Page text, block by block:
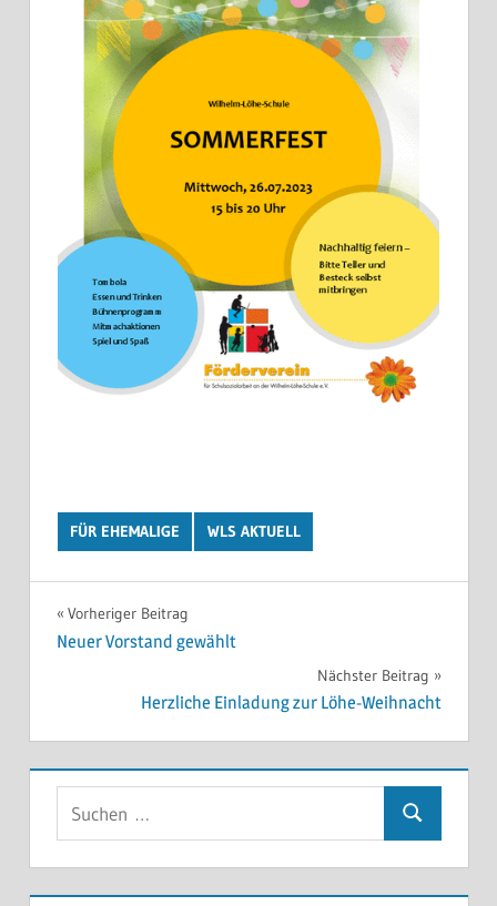
FÜR EHEMALIGE WLS AKTUELL
Beitragsnavigation
Vorheriger Beitrag
Neuer Vorstand gewählt
Nächster Beitrag
Herzliche Einladung zur Löhe-Weihnacht
Suchen